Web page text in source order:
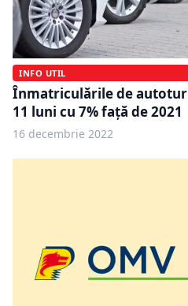
INFO UTIL
Înmatriculările de
11 luni cu 7% față de 2021
16 decembrie 2022